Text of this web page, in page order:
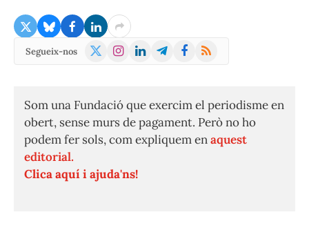
Segueix-nos
X
Instagram
LinkedInTelegramFacebook
RSS
Som una Fundació que exercim el periodisme en
obert, sense murs de pagament. Però no ho
podem fer sols, com expliquem enaquest
editorial.
Clica aquí i ajuda'ns!